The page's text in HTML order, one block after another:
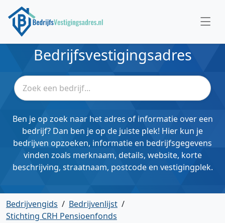
Bedrijfsvestigingsadres
Ben je op zoek naar het adres of informatie over een
bedrijf? Dan ben je op de juiste plek! Hier kun je
bedrijven opzoeken, informatie en bedrijfsgegevens
vinden zoals merknaam, details, website, korte
beschrijving, straatnaam, postcode en vestigingplek.
Bedrijvengids / Bedrijvenlijst /
Stichting CRH Pensioenfonds